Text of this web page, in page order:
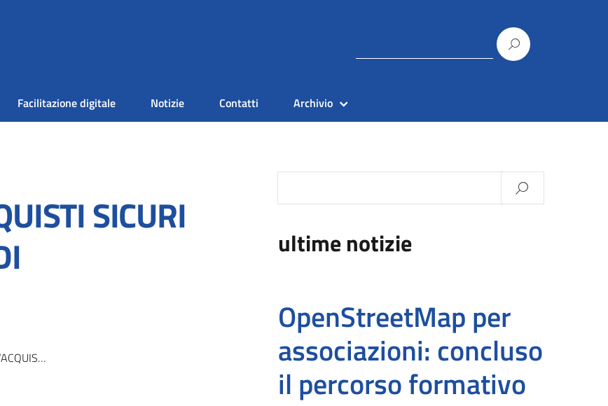
Facilitazione digitale Notizie Contatti Archivio
SICURI
DI PAGAMENTO”
ultime notizie
OpenStreetMap per
associazioni: concluso
il percorso formativo